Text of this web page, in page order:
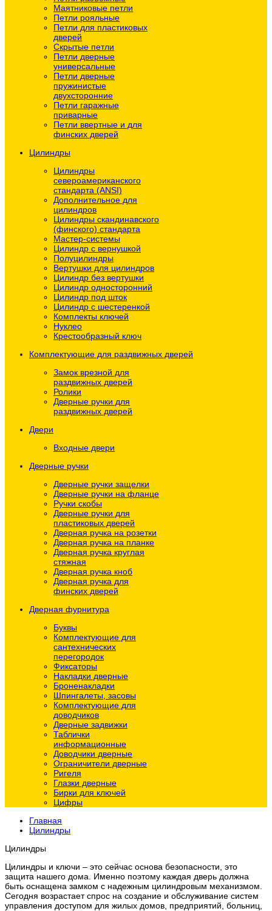
Маятниковые петли
Петли рояльные
Петли для пластиковых
дверей
Скрытые петли
Петли дверные
универсальные
Петли дверные
пружинистые
двухсторонние
Петли гаражные
приварные
Петли ввертные и для
финских дверей
Цилиндры
Цилиндры
североамериканского
стандарта (ANSI)
Дополнительное для
цилиндров
Цилиндры скандинавского
(финского) стандарта
Мастер-системы
Цилиндр с вернушкой
Полуцилиндры
Вертушки для цилиндров
Цилиндр без вертушки
Цилиндр односторонний
Цилиндр под шток
Цилиндр с шестеренкой
Комплекты ключей
Нуклео
Крестообразный ключ
Комплектующие для раздвижных дверей
Замок врезной для
раздвижных дверей
Ролики
Дверные ручки для
раздвижных дверей
Двери
Входные двери
Дверные ручки
Дверные ручки защелки
Дверные ручки на фланце
Ручки скобы
Дверные ручки для
пластиковых дверей
Дверная ручка на розетки
Дверная ручка на планке
Дверная ручка круглая
стяжная
Дверная ручка кноб
Дверная ручка для
финских дверей
Дверная фурнитура
Буквы
Комплектующие для
сантехнических
перегородок
Фиксаторы
Накладки дверные
Броненакладки
Шпингалеты, засовы
Комплектующие для
доводчиков
Дверные задвижки
Таблички
информационные
Доводчики дверные
Ограничители дверные
Ригеля
Глазки дверные
Бирки для ключей
Цифры
Главная
Цилиндры
Цилиндры
Цилиндры и ключи – это сейчас основа безопасности, это
защита нашего дома. Именно поэтому каждая дверь должна
быть оснащена замком с надежным цилиндровым механизмом.
Сегодня возрастает спрос на создание и обслуживание систем
управления доступом для жилых домов, предприятий, больниц,